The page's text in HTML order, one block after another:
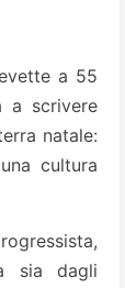
a 55
a scrivere
natale:
cultura
sia dagli